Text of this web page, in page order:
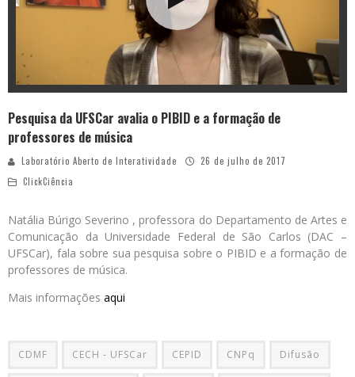
Pesquisa da UFSCar avalia o PIBID e a formação de
professores de música
Laboratório Aberto de Interatividade
26 de julho de 2017
ClickCiência
Natália Búrigo Severino , professora do Departamento de Artes e
Comunicação da Universidade Federal de São Carlos (DAC –
UFSCar), fala sobre sua pesquisa sobre o PIBID e a formação de
professores de música.
Mais informações aqui
CDMF CECH - UFSCar CEPID CNPq Difusão